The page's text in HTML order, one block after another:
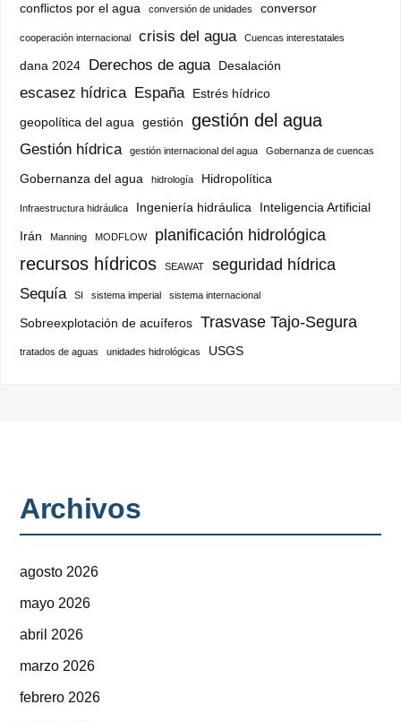
conflictos por el agua conversión de unidades conversor
cooperación internacional crisis del agua Cuencas interestatales
dana 2024 Derechos de agua Desalación
escasez hídrica España
Estrés hídrico
geopolítica del agua
gestión gestión del agua
Gestión hídrica gestión internacional del agua Gobernanza de cuencas
Gobernanza del agua hidrología Hidropolítica
Infraestructura hidráulica Ingeniería hidráulica
Inteligencia Artificial
Irán
Manning MODFLOW planificación hidrológica
recursos hídricos SEAWAT seguridad hídrica
Sequía SI sistema imperial sistema internacional
Sobreexplotación de acuíferos Trasvase Tajo-Segura
tratados de aguas unidades hidrológicas USGS
Archivos
agosto 2026
mayo 2026
abril 2026
marzo 2026
febrero 2026